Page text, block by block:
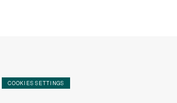
COOKIES SETTINGS